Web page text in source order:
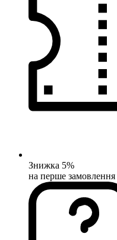
Знижка 5%
на перше замовлення